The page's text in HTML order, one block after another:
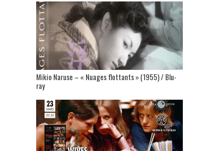
Mikio Naruse – « Nuages flottants » (1955) / Blu-
ray